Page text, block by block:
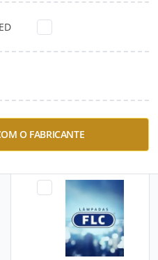
O FABRICANTE
Fluorescente